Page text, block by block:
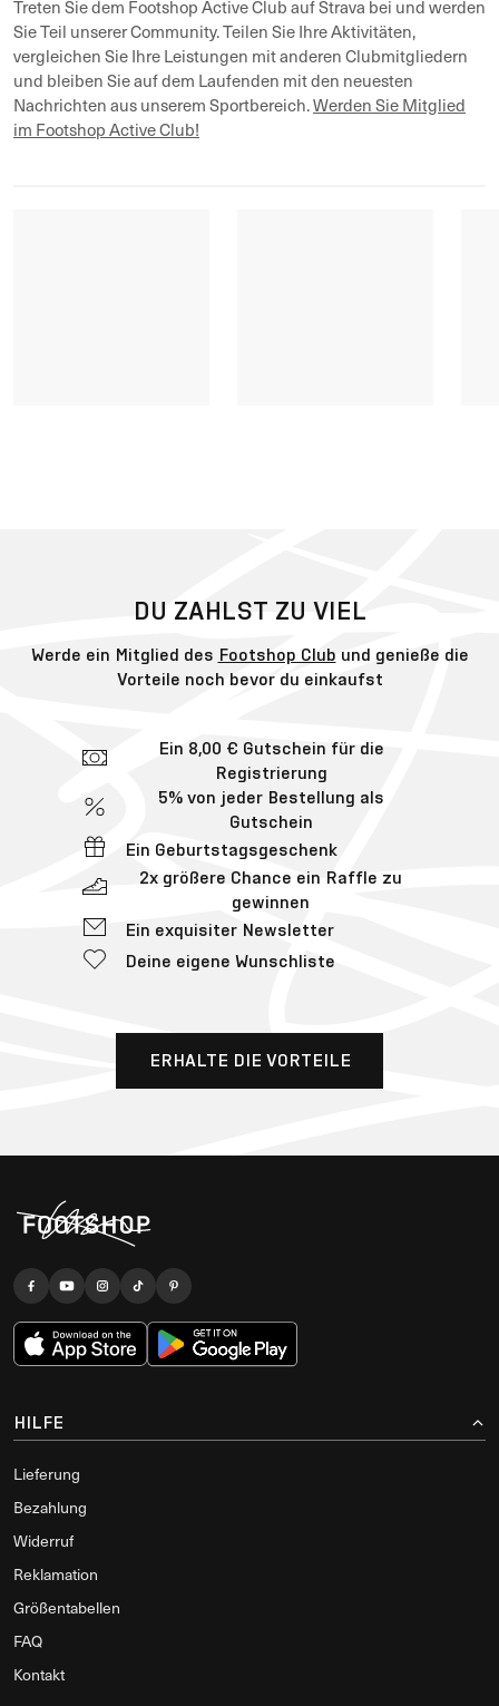
Treten Sie dem Footshop Active Club auf Strava bei und werden
Sie Teil unserer Community. Teilen Sie Ihre Aktivitäten,
vergleichen Sie Ihre Leistungen mit anderen Clubmitgliedern
und bleiben Sie auf dem Laufenden mit den neuesten
Nachrichten aus unserem Sportbereich.Werden Sie Mitglied
im Footshop Active Club!
DU ZAHLST ZU VIEL
Werde ein Mitglied des Footshop Club und genieße die
Vorteile noch bevor du einkaufst
Ein 8,00 € Gutschein für die
Registrierung
5% von jeder Bestellung als
Gutschein
Ein Geburtstagsgeschenk
2x größere Chance ein Raffle zu
gewinnen
Ein exquisiter Newsletter
Deine eigene Wunschliste
ERHALTE DIE VORTEILE
HILFE
Lieferung
Bezahlung
Widerruf
Reklamation
Größentabellen
FAQ
Kontakt